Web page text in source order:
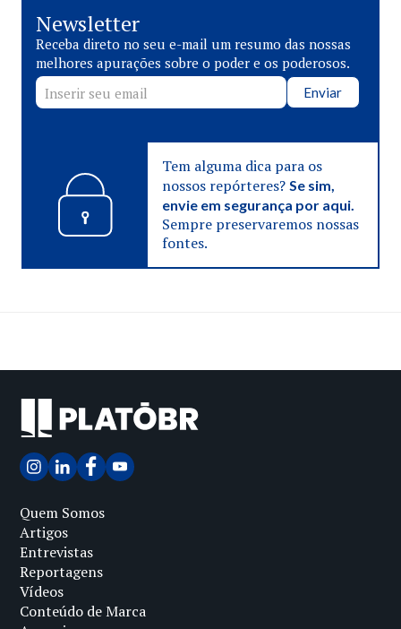
Newsletter
Receba direto no seu e-mail um resumo das nossas
melhores apurações sobre o poder e os poderosos.
Enviar
Tem alguma dica para os
nossos repórteres? Se sim,
envie em segurança por aqui.
Sempre preservaremos nossas
fontes.
Quem Somos
Artigos
Entrevistas
Reportagens
Vídeos
Conteúdo de Marca